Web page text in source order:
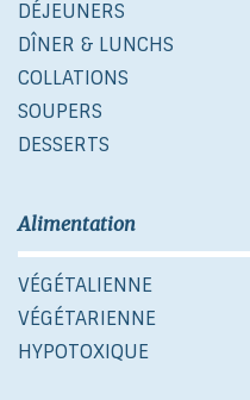
DÉJEUNERS
DÎNER & LUNCHS
COLLATIONS
SOUPERS
DESSERTS
Alimentation
VÉGÉTALIENNE
VÉGÉTARIENNE
HYPOTOXIQUE